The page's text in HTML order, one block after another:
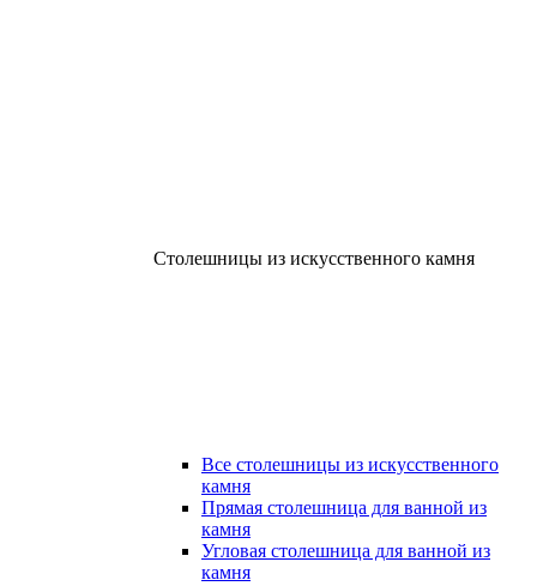
Столешницы из искусственного камня
Все столешницы из искусственного
камня
Прямая столешница для ванной из
камня
Угловая столешница для ванной из
камня